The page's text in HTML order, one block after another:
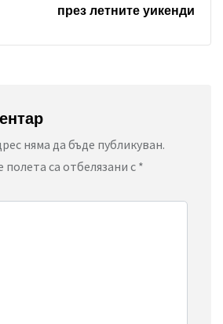
през летните уикенди
няма да бъде публикуван.
са отбелязани с *